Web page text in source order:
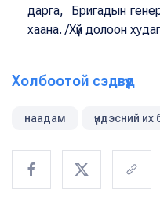
дарга, Бригадын
хаана. /Хүй долоон
Холбоотой сэдвүүд
наадам үндэсний их